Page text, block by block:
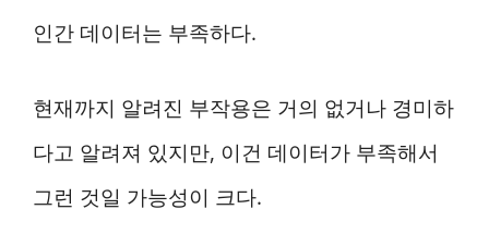
인간 데이터는 부족하다.
현재까지 알려진 부작용은 거의 없거나 경미하
다고 알려져 있지만, 이건 데이터가 부족해서
그런 것일 가능성이 크다.